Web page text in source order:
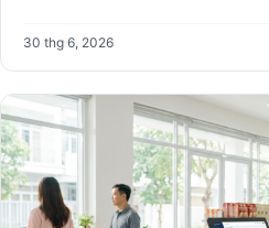
30 thg 6, 2026